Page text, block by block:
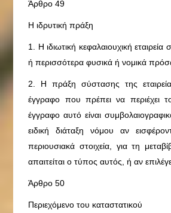
Άρθρο 49
Η ιδρυτική πράξη
1. Η ιδιωτική κεφαλαιουχική εταιρεία
ή περισσότερα φυσικά ή νομικά
2. Η πράξη σύστασης της
έγγραφο που πρέπει να περιέχει
έγγραφο αυτό είναι
ειδική διάταξη νόμου αν
περιουσιακά στοιχεία, για τη
απαιτείται ο τύπος αυτός, ή αν
Άρθρο 50
Περιεχόμενο του καταστατικού